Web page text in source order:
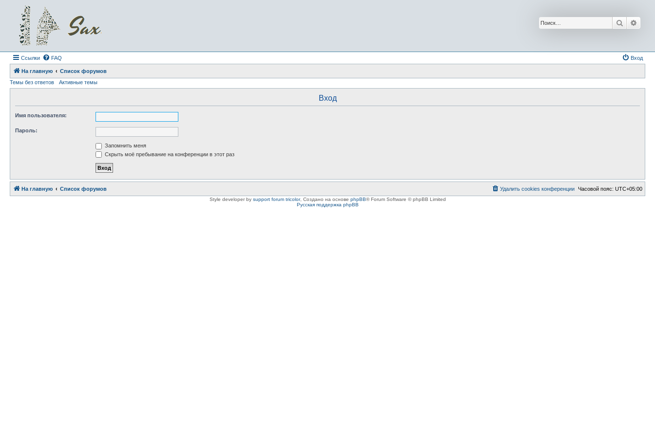
Поиск
Ссылки FAQ Вход
На главную
Список форумов
Темы без ответов
Активные темы
Вход
Имя пользователя:
Пароль:
Запомнить меня
Скрыть моё пребывание на конференции в этот раз
На главную Список форумов Часовой пояс: UTC+05:00
Удалить cookies конференции
Style developer by support forum tricolor, Создано на основе phpBB® Forum Software © phpBB Limited
Русская поддержка phpBB